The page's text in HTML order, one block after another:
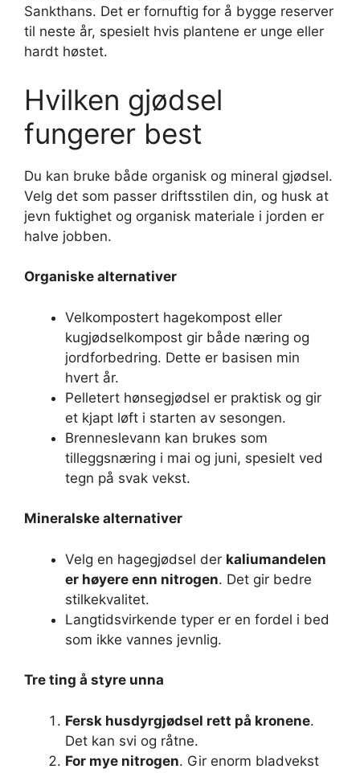
Sankthans. Det er fornuftig for å bygge reserver
til neste år, spesielt hvis plantene er unge eller
hardt høstet.
Hvilken gjødsel
fungerer best
Du kan bruke både organisk og mineral gjødsel.
Velg det som passer driftsstilen din, og husk at
jevn fuktighet og organisk materiale i jorden er
halve jobben.
Organiske alternativer
Velkompostert hagekompost eller
kugjødselkompost gir både næring og
jordforbedring. Dette er basisen min
hvert år.
Pelletert hønsegjødsel er praktisk og gir
et kjapt løft i starten av sesongen.
Brenneslevann kan brukes som
tilleggsnæring i mai og juni, spesielt ved
tegn på svak vekst.
Mineralske alternativer
Velg en hagegjødsel der kaliumandelen
er høyere enn nitrogen. Det gir bedre
stilkekvalitet.
Langtidsvirkende typer er en fordel i bed
som ikke vannes jevnlig.
Tre ting å styre unna
Fersk husdyrgjødsel rett på kronene.
Det kan svi og råtne.
For mye nitrogen. Gir enorm bladvekst